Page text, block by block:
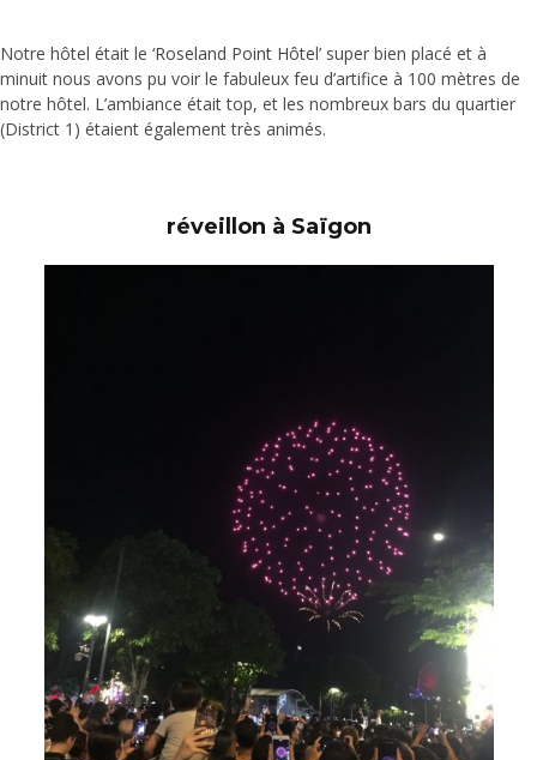
Notre hôtel était le ‘Roseland Point Hôtel’ super bien placé et à
minuit nous avons pu voir le fabuleux feu d’artifice à 100 mètres de
notre hôtel. L’ambiance était top, et les nombreux bars du quartier
(District 1) étaient également très animés.
réveillon à Saïgon